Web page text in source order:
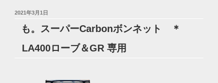
投
2021年3月1日
も。スーパーCarbonボンネット ＊
LA400ローブ＆GR 専用